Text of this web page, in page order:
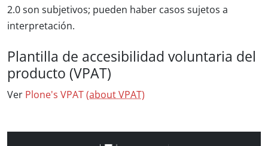
2.0 son subjetivos; pueden haber casos sujetos a
interpretación.
Plantilla de accesibilidad voluntaria del
producto (VPAT)
Ver Plone's VPAT (about VPAT)